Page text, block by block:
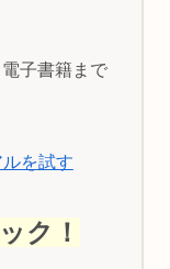
子書籍まで
を試す
ク！